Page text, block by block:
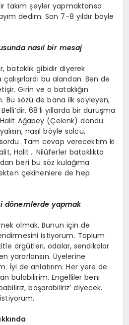
takım şeyler yapmaktansa
dedim. Son 7-8 yıldır böyle
nasıl bir mesaj
bataklık gibidir diyerek
bu alandan. Ben de
Girin ve o bataklığın
Bu sözü de bana ilk söyleyen,
68’li yıllarda bir duruşma
Ağabey (Çelenk) döndü
nasıl böyle solcu,
Tam cevap verecektim ki
Halit… Nilüferler bataklıkta
beri bu söz kulağıma
çekinenlere de hep
dönemlerde yapmak
olmak. Bunun için de
istiyorum. Toplum
örgütleri, odalar, sendikalar
yararlansın. Üyelerine
İyi de anlatırım. Her yere de
bulabilirim. Engelliler beni
başarabiliriz’ diyecek.